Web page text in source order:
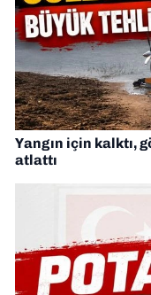
Yangın için kalktı,
atlattı